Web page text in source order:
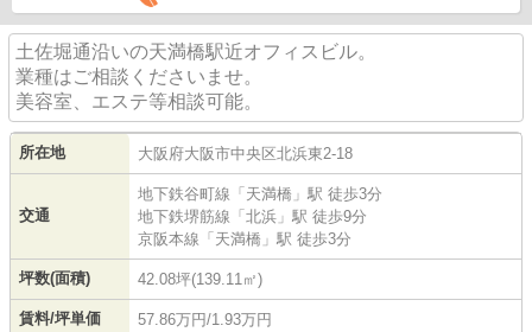
土佐堀通沿いの天満橋駅近オフィスビル。
業種はご相談くださいませ。
美容室、エステ等相談可能。
所在地 大阪府大阪市中央区北浜東2-18
交通
地下鉄谷町線 「天満橋 」駅 徒歩3分
地下鉄堺筋線 「北浜 」駅 徒歩9分
京阪本線 「天満橋 」駅 徒歩3分
坪数(面積) 42.08坪(139.11㎡)
賃料/坪単価 57.86万円/1.93万円